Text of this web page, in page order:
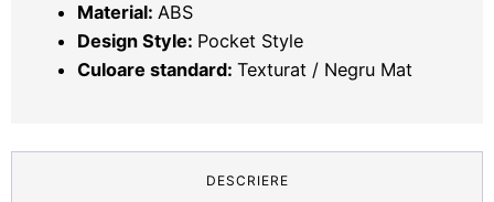
Material: ABS
Design Style: Pocket Style
Culoare standard: Texturat / Negru Mat
DESCRIERE